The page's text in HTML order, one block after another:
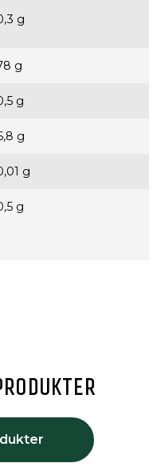
g
g
g
g
g
g